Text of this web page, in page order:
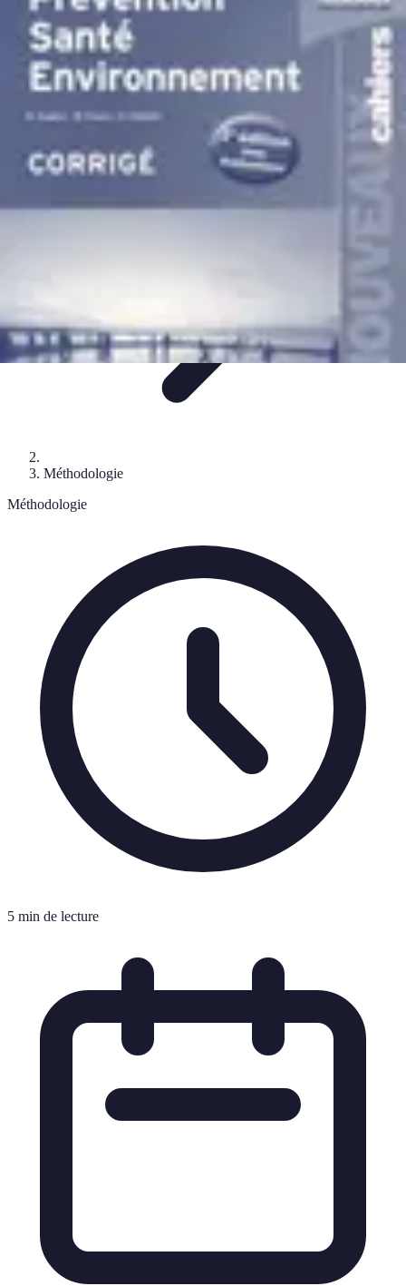
Training Pro
Méthodes de Formation
Formation sur
mesureFormation et Méthodologies Optimisation du Training
Training Pro
Méthodologie
Méthodologie
5 min de lecture